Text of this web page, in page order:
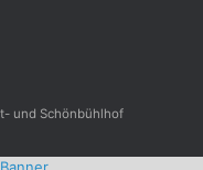
und Schönbühlhof